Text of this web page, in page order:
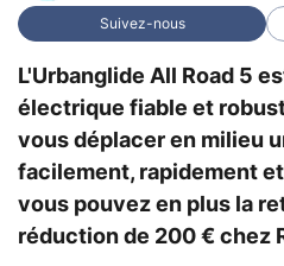
Suivez-nous
L'Urbanglide All Road 5
électrique fiable et
vous déplacer en milieu
facilement, rapidement
vous pouvez en plus la
réduction de 200 € chez